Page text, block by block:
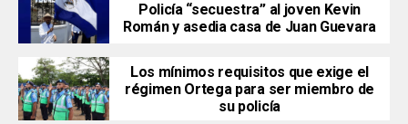
Policía “secuestra” al joven Kevin
Román y asedia casa de Juan Guevara
Los mínimos requisitos que exige el
régimen Ortega para ser miembro de
su policía